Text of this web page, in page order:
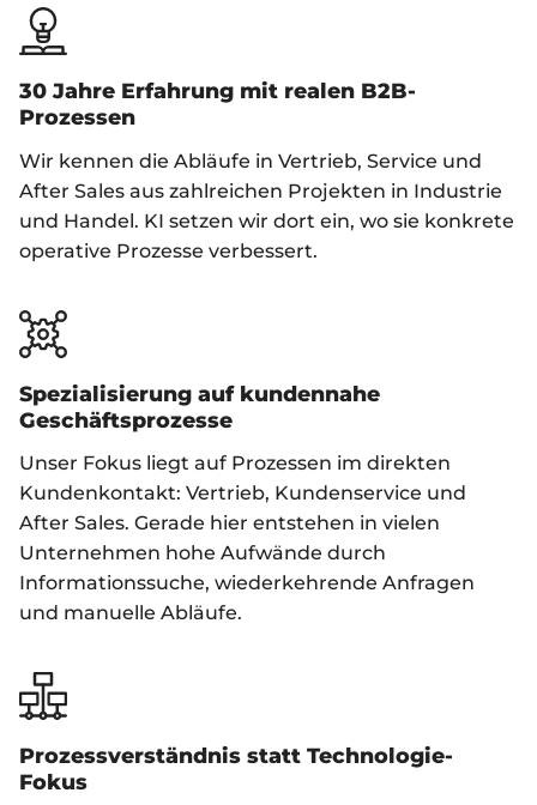
30 Jahre Erfahrung mit realen B2B-
Prozessen
Wir kennen die Abläufe in Vertrieb, Service und
After Sales aus zahlreichen Projekten in Industrie
und Handel. KI setzen wir dort ein, wo sie konkrete
operative Prozesse verbessert.
Spezialisierung auf kundennahe
Geschäftsprozesse
Unser Fokus liegt auf Prozessen im direkten
Kundenkontakt: Vertrieb, Kundenservice und
After Sales. Gerade hier entstehen in vielen
Unternehmen hohe Aufwände durch
Informationssuche, wiederkehrende Anfragen
und manuelle Abläufe.
Prozessverständnis statt Technologie-
Fokus